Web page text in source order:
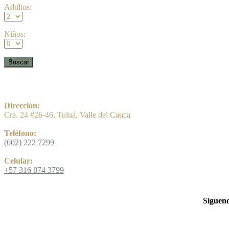
Adultos:
Niños:
Dirección:
Cra. 24 #26-46, Tuluá, Valle del Cauca
Teléfono:
(602) 222 7299
Celular:
+57 316 874 3799